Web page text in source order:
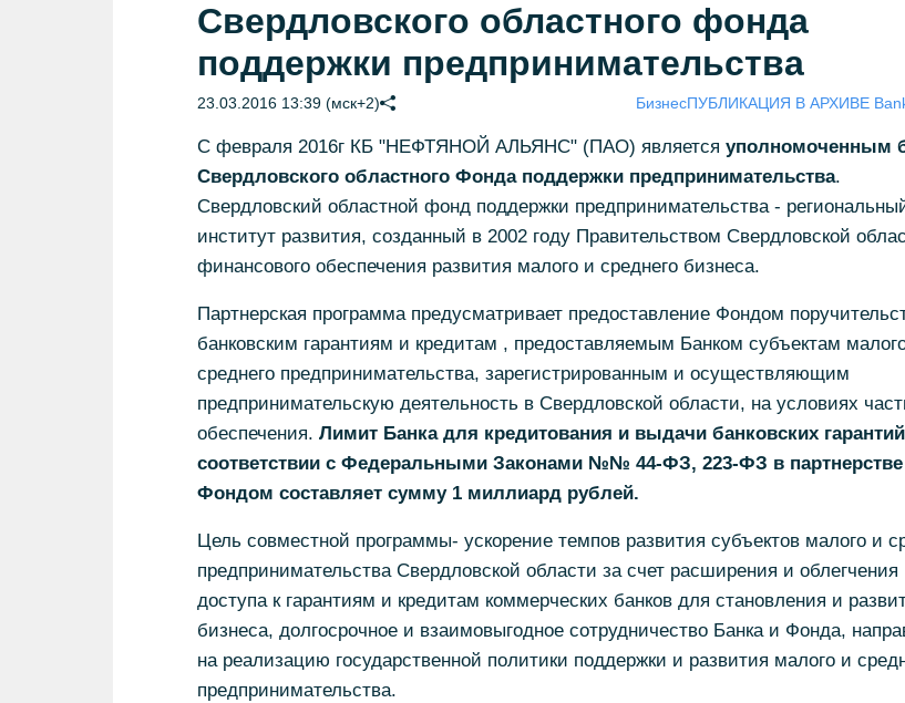
Свердловского областного фонда
поддержки предпринимательства
23.03.2016 13:39 (мск+2) БизнесПУБЛИКАЦИЯ В АРХИВЕ
С февраля 2016г КБ "НЕФТЯНОЙ АЛЬЯНС" (ПАО) является уполномоченным
Свердловского областного Фонда поддержки предпринимательства.
Свердловский областной фонд поддержки предпринимательства -
институт развития, созданный в 2002 году Правительством Свердловской
финансового обеспечения развития малого и среднего бизнеса.
Партнерская программа предусматривает предоставление Фондом
банковским гарантиям и кредитам , предоставляемым Банком субъектам
среднего предпринимательства, зарегистрированным и осуществляющим
предпринимательскую деятельность в Свердловской области, на условиях
обеспечения. Лимит Банка для кредитования и выдачи банковских
соответствии с Федеральными Законами №№ 44-ФЗ, 223-ФЗ в партнерстве
Фондом составляет сумму 1 миллиард рублей.
Цель совместной программы- ускорение темпов развития субъектов малого и
предпринимательства Свердловской области за счет расширения и облегчения
доступа к гарантиям и кредитам коммерческих банков для становления и
бизнеса, долгосрочное и взаимовыгодное сотрудничество Банка и Фонда,
на реализацию государственной политики поддержки и развития малого и
предпринимательства.